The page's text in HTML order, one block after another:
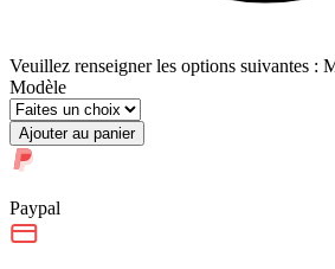
Veuillez renseigner les options suivantes :
Modèle
Ajouter au panier
Paypal